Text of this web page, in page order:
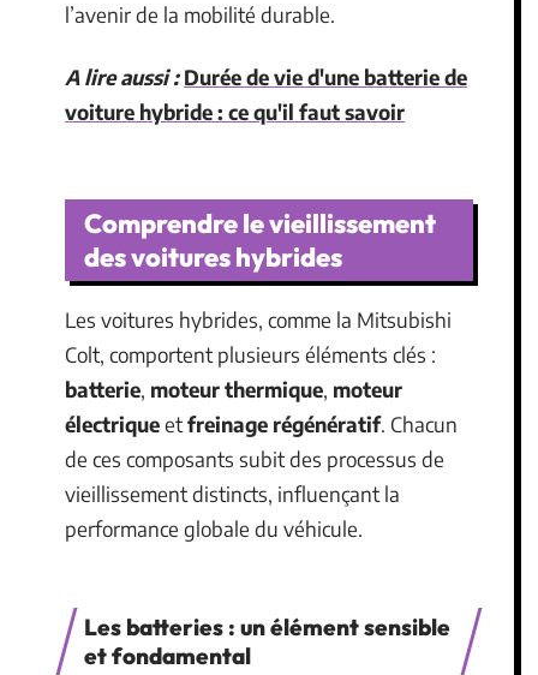
l’avenir de la mobilité durable.
A lire aussi : Durée de vie d'une batterie de
voiture hybride : ce qu'il faut savoir
Comprendre le vieillissement
des voitures hybrides
Les voitures hybrides, comme la Mitsubishi
Colt, comportent plusieurs éléments clés :
batterie, moteur thermique, moteur
électriqueetfreinage régénératif. Chacun
de ces composants subit des processus de
vieillissement distincts, influençant la
performance globale du véhicule.
Les batteries : un élément sensible
et fondamental